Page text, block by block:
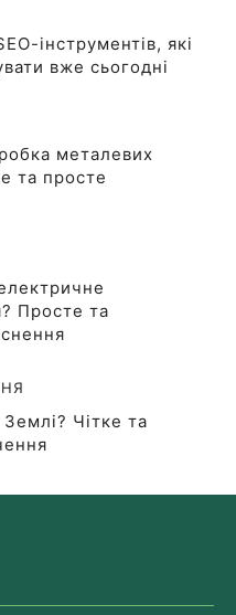
інструментів, які
вже сьогодні
металевих
та просте
Просте та
Чітке та